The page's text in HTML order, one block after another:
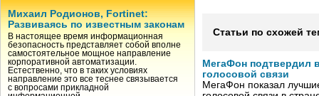
Михаил Родионов, Fortinet:
Развиваясь по известным законам
В настоящее время информационная
безопасность представляет собой вполне
самостоятельное мощное направление
корпоративной автоматизации.
Естественно, что в таких условиях
направление это все теснее связывается
с вопросами прикладной
Статьи по схожей
МегаФон подтвердил
голосовой связи
МегаФон показал